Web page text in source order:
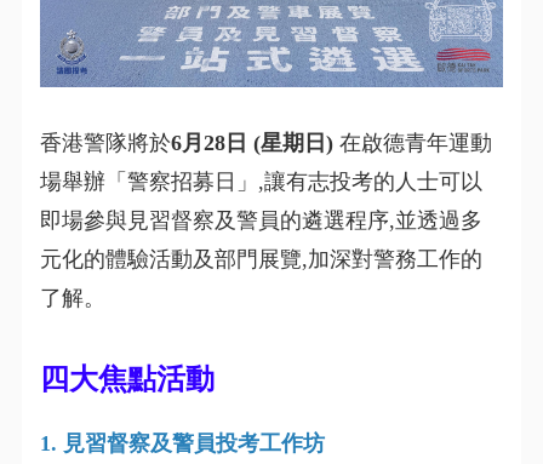
香港警隊將於6月28日 (星期日)在啟德青年運動
場舉辦「警察招募日」,讓有志投考的人士可以
即場參與見習督察及警員的遴選程序,並透過多
元化的體驗活動及部門展覽,加深對警務工作的
了解。
四大焦點活動
1. 見習督察及警員投考工作坊